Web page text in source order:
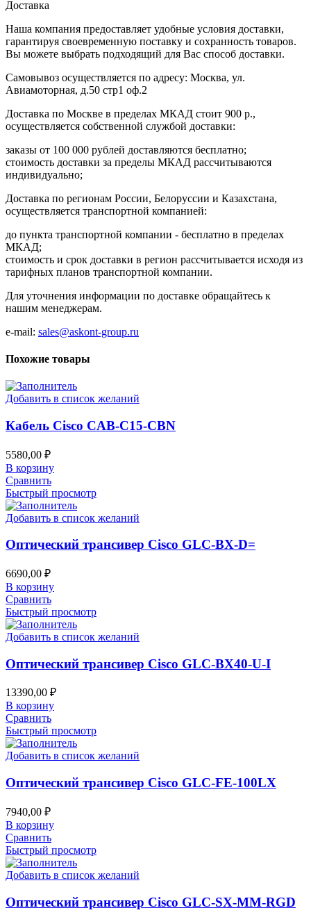
Доставка
Наша компания предоставляет удобные условия доставки,
гарантируя своевременную поставку и сохранность товаров.
Вы можете выбрать подходящий для Вас способ доставки.
Самовывоз осуществляется по адресу: Москва, ул.
Авиамоторная, д.50 стр1 оф.2
Доставка по Москве в пределах МКАД стоит 900 р.,
осуществляется собственной службой доставки:
заказы от 100 000 рублей доставляются бесплатно;
cтоимость доставки за пределы МКАД рассчитываются
индивидуально;
Доставка по регионам России, Белоруссии и Казахстана,
осуществляется транспортной компанией:
до пункта транспортной компании - бесплатно в пределах
МКАД;
стоимость и срок доставки в регион рассчитывается исходя из
тарифных планов транспортной компании.
Для уточнения информации по доставке обращайтесь к
нашим менеджерам.
e-mail: sales@askont-group.ru
Похожие товары
Добавить в список желаний
Кабель Cisco CAB-C15-CBN
5580,00 ₽
В корзину
Сравнить
Быстрый просмотр
Добавить в список желаний
Оптический трансивер Cisco GLC-BX-D=
6690,00 ₽
В корзину
Сравнить
Быстрый просмотр
Добавить в список желаний
Оптический трансивер Cisco GLC-BX40-U-I
13390,00 ₽
В корзину
Сравнить
Быстрый просмотр
Добавить в список желаний
Оптический трансивер Cisco GLC-FE-100LX
7940,00 ₽
В корзину
Сравнить
Быстрый просмотр
Добавить в список желаний
Оптический трансивер Cisco GLC-SX-MM-RGD